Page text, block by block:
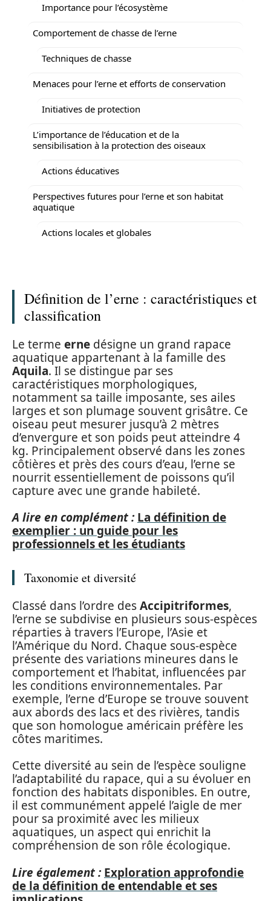
Importance pour l’écosystème
Comportement de chasse de l’erne
Techniques de chasse
Menaces pour l’erne et efforts de conservation
Initiatives de protection
L’importance de l’éducation et de la
sensibilisation à la protection des oiseaux
Actions éducatives
Perspectives futures pour l’erne et son habitat
aquatique
Actions locales et globales
Définition de l’erne : caractéristiques et
classification
Le terme erne désigne un grand rapace
aquatique appartenant à la famille des
Aquila. Il se distingue par ses
caractéristiques morphologiques,
notamment sa taille imposante, ses ailes
larges et son plumage souvent grisâtre. Ce
oiseau peut mesurer jusqu’à 2 mètres
d’envergure et son poids peut atteindre 4
kg. Principalement observé dans les zones
côtières et près des cours d’eau, l’erne se
nourrit essentiellement de poissons qu’il
capture avec une grande habileté.
A lire en complément : La définition de
exemplier : un guide pour les
professionnels et les étudiants
Taxonomie et diversité
Classé dans l’ordre desAccipitriformes,
l’erne se subdivise en plusieurs sous-espèces
réparties à travers l’Europe, l’Asie et
l’Amérique du Nord. Chaque sous-espèce
présente des variations mineures dans le
comportement et l’habitat, influencées par
les conditions environnementales. Par
exemple, l’erne d’Europe se trouve souvent
aux abords des lacs et des rivières, tandis
que son homologue américain préfère les
côtes maritimes.
Cette diversité au sein de l’espèce souligne
l’adaptabilité du rapace, qui a su évoluer en
fonction des habitats disponibles. En outre,
il est communément appelé l’aigle de mer
pour sa proximité avec les milieux
aquatiques, un aspect qui enrichit la
compréhension de son rôle écologique.
Lire également : Exploration approfondie
de la définition de entendable et ses